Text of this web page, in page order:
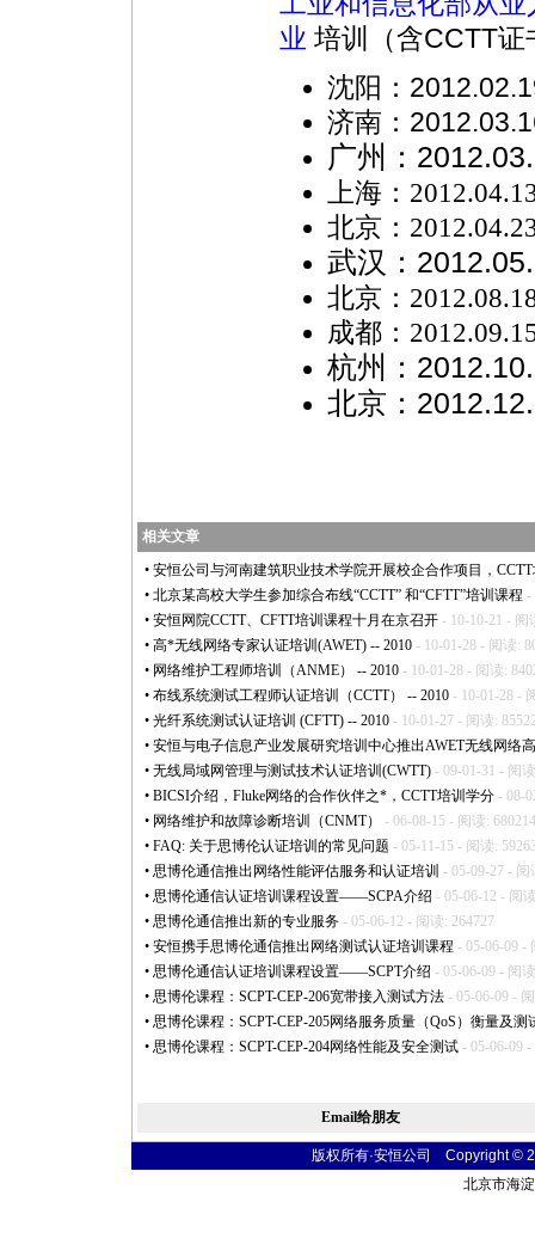
业 培训（含CCTT证
沈阳：
济南：
广州：
上海：
北京：
武汉：
北京：
成都：
杭州：
北京：
相关文章
• 安恒公司与河南建筑职业技术学院开展校企合作项目，
• 北京某高校大学生参加综合布线“CCTT” 和“CFTT”培训课程 -
• 安恒网院CCTT、CFTT培训课程十月在京召开 - 10-10-21 - 阅
• 高*无线网络专家认证培训(AWET) -- 2010 - 10-01-28 - 阅读:
• 网络维护工程师培训（ANME） -- 2010 - 10-01-28 - 阅读:
• 布线系统测试工程师认证培训（CCTT） -- 2010 - 10-01-28 -
• 光纤系统测试认证培训 (CFTT) -- 2010 - 10-01-27 - 阅读:
• 安恒与电子信息产业发展研究培训中心推出AWET无线网络高
• 无线局域网管理与测试技术认证培训(CWTT) - 09-01-31 - 阅
• BICSI介绍，Fluke网络的合作伙伴之* ，CCTT培训学分 - 08-
• 网络维护和故障诊断培训（CNMT）
- 06-08-15 - 阅读: 680214
• FAQ: 关于思博伦认证培训的常见问题 - 05-11-15 - 阅读:
• 思博伦通信推出网络性能评估服务和认证培训 - 05-09-27 - 阅
• 思博伦通信认证培训课程设置——SCPA介绍 - 05-06-12 - 阅
• 思博伦通信推出新的专业服务 - 05-06-12 - 阅读: 264727
• 安恒携手思博伦通信推出网络测试认证培训课程 - 05-06-09 -
• 思博伦通信认证培训课程设置——SCPT介绍 - 05-06-09 - 阅
• 思博伦课程：SCPT-CEP-206宽带接入测试方法 - 05-06-09 -
• 思博伦课程：SCPT-CEP-205网络服务质量（QoS）衡量及测
• 思博伦课程：SCPT-CEP-204网络性能及安全测试 - 05-06-09
Email给朋友
版权所有·安恒公司 Copyright ©
北京市海